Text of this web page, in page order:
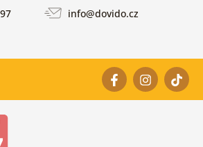
info@dovido.cz